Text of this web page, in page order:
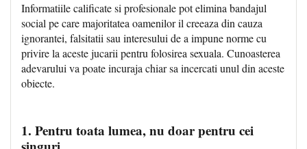
Informatiile calificate si profesionale pot elimina bandajul
social pe care majoritatea oamenilor il creeaza din cauza
ignorantei, falsitatii sau interesului de a impune norme cu
privire la aceste jucarii pentru folosirea sexuala. Cunoasterea
adevarului va poate incuraja chiar sa incercati unul din aceste
obiecte.
1. Pentru toata lumea, nu doar pentru cei